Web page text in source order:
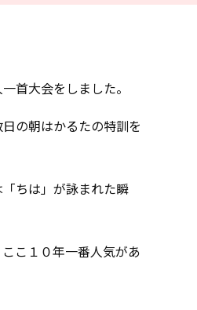
首大会をしました。
の朝はかるたの特訓を
ちは」が詠まれた瞬
こ１０年一番人気があ